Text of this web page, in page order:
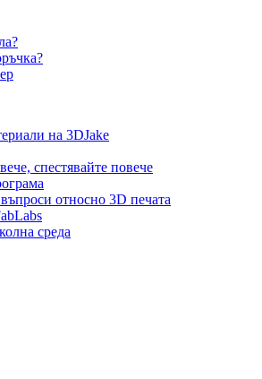
на 3DJake
спестявайте повече
относно 3D печата
среда